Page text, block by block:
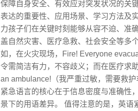
保障自身安全、有效应对突发状况的关
表达的重要性、应用场景、学习方法及
力孩子们在关键时刻能够从容不迫、准
盖自然灾害、医疗急救、社会安全等多
如，在火灾现场，Fire! Everyone
令需简洁有力，不容歧义；而在医疗求
an ambulance!（我严重过敏，需要救
紧急语言的核心在于信息密度与准确性
景下的用语差异。 值得注意的是，英